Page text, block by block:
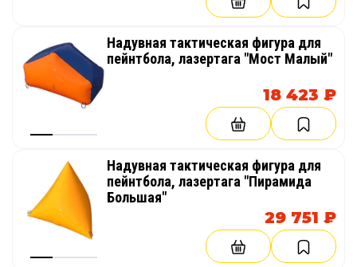
Надувная тактическая фигура для
пейнтбола, лазертага "Мост Малый"
18 423 ₽
Надувная тактическая фигура для
пейнтбола, лазертага "Пирамида
Большая"
29 751 ₽